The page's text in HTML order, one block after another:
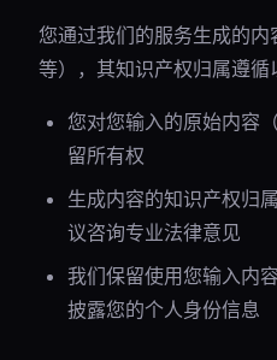
您通过我们的服务生成的
等），其知识产权归属遵循
您对您输入的原始内容
留所有权
生成内容的知识产权归
议咨询专业法律意见
我们保留使用您输入内
披露您的个人身份信息